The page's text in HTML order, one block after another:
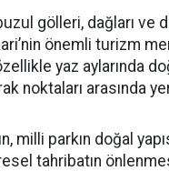
gölleri, dağları ve
önemli turizm
yaz aylarında
noktaları arasında
milli parkın doğal
tahribatın